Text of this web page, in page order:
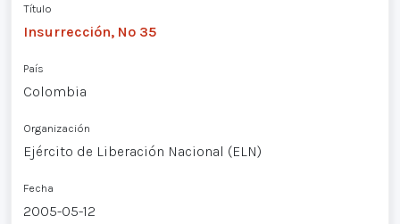
Título
Insurrección, Nº 35
País
Colombia
Organización
Ejército de Liberación Nacional (ELN)
Fecha
2005-05-12